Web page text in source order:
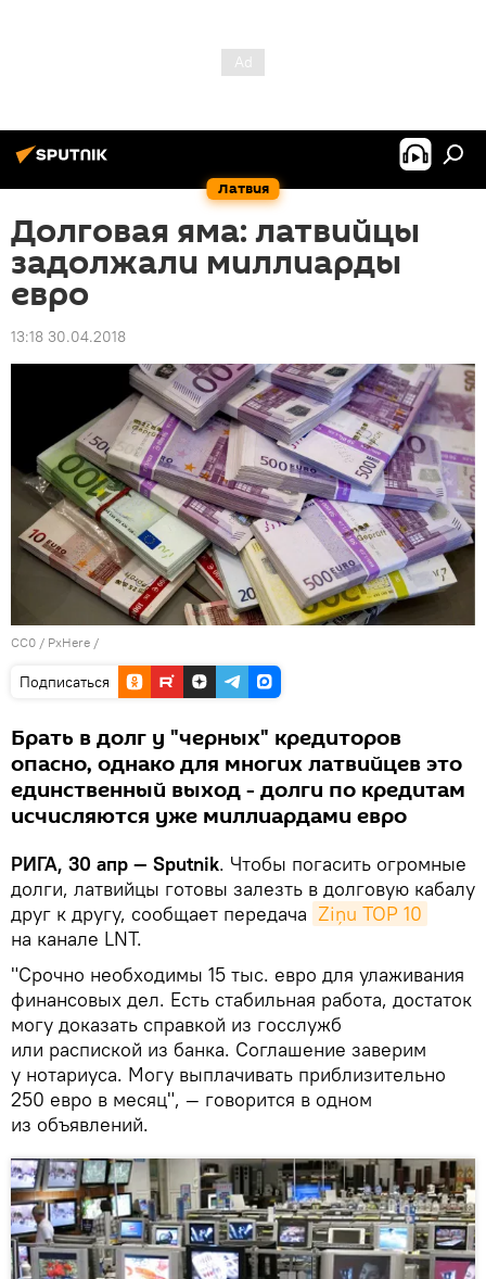
Латвия
Долговая яма: латвийцы
задолжали миллиарды
евро
13:18 30.04.2018
CC0 / PxHere /
Подписаться
Брать в долг у "черных" кредиторов
опасно, однако для многих латвийцев это
единственный выход - долги по кредитам
исчисляются уже миллиардами евро
РИГА, 30 апр — Sputnik. Чтобы погасить огромные
долги, латвийцы готовы залезть в долговую кабалу
друг к другу, сообщает передача Ziņu TOP 10
на канале LNT.
"Срочно необходимы 15 тыс. евро для улаживания
финансовых дел. Есть стабильная работа, достаток
могу доказать справкой из госслужб
или распиской из банка. Соглашение заверим
у нотариуса. Могу выплачивать приблизительно
250 евро в месяц", — говорится в одном
из объявлений.